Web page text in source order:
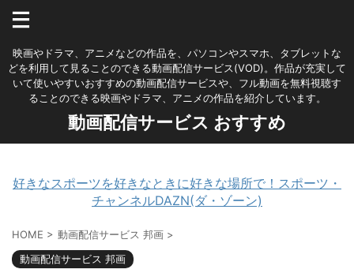
映画やドラマ、アニメなどの作品を、パソコンやスマホ、タブレットな
どを利用して見ることのできる動画配信サービス(VOD)。作品が充実して
いて使いやすいおすすめの動画配信サービスや、フル動画を無料視聴す
ることのできる映画やドラマ、アニメの作品を紹介しています。
動画配信サービス おすすめ
好きなスポーツを好きなときに好きな場所で！スポーツ・
チャンネルDAZN(ダ・ゾーン)
HOME > 動画配信サービス 邦画 >
動画配信サービス 邦画